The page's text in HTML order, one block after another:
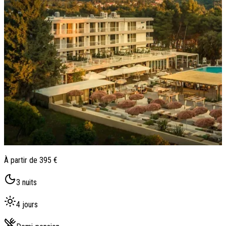
Notre histoire
Pourquoi voyager avec nous ?
Tourisme responsable
Nos brochures
Contactez-nous
Satisfaction client
Rejoignez-nous
À partir de 395 €
3 nuits
4 jours